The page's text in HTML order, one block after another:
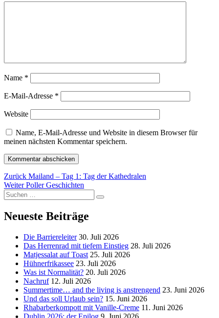
Name *
E-Mail-Adresse *
Website
Name, E-Mail-Adresse und Website in diesem Browser für
meinen nächsten Kommentar speichern.
Beitragsnavigation
Zurück Vorheriger
Beitrag:
Mailand – Tag 1: Tag der Kathedralen
Weiter Nächster
Beitrag:
Poller Geschichten
Suchen
nach:
Suchen
Neueste Beiträge
Die Barriereleiter 30. Juli 2026
Das Herrenrad mit tiefem Einstieg 28. Juli 2026
Matjessalat auf Toast 25. Juli 2026
Hühnerfrikassee 23. Juli 2026
Was ist Normalität? 20. Juli 2026
Nachruf 12. Juli 2026
Summertime… and the living is anstrengend 23. Juni 2026
Und das soll Urlaub sein? 15. Juni 2026
Rhabarberkompott mit Vanille-Creme 11. Juni 2026